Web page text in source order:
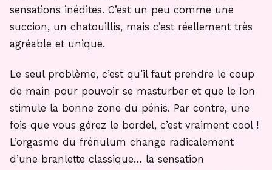
sensations inédites. C’est un peu comme une
succion, un chatouillis, mais c’est réellement très
agréable et unique.
Le seul problème, c’est qu’il faut prendre le coup
de main pour pouvoir se masturber et que le Ion
stimule la bonne zone du pénis. Par contre, une
fois que vous gérez le bordel, c’est vraiment cool !
L’orgasme du frénulum change radicalement
d’une branlette classique… la sensation